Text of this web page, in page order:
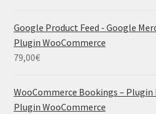
Google Product Feed - Google
Plugin WooCommerce
79,00€
WooCommerce Bookings – Plugin
Plugin WooCommerce